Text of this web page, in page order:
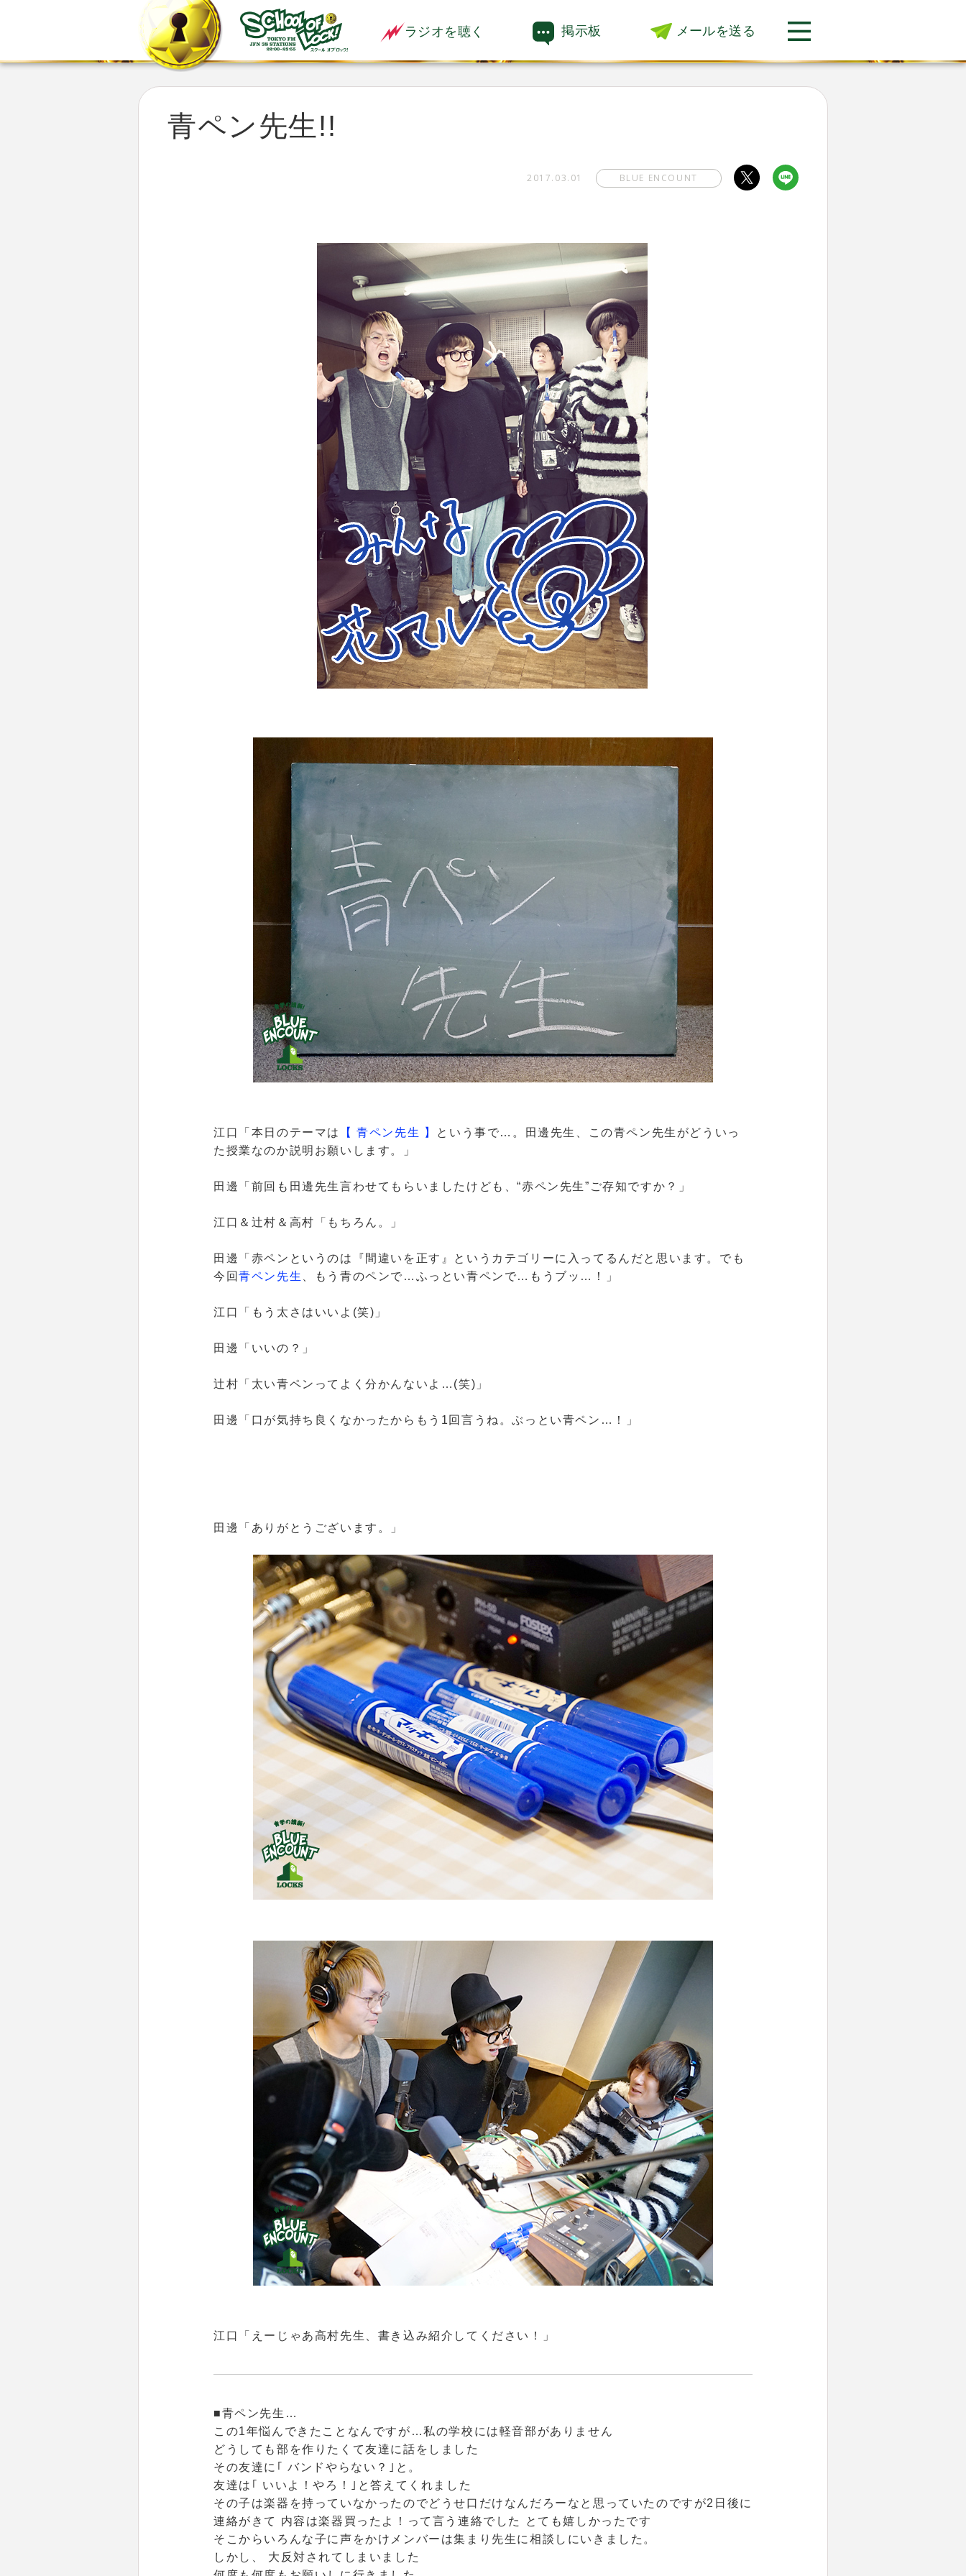
ラジオを聴く 掲示板 メールを送る
青ペン先生!!
2017.03.01 BLUE ENCOUNT
江口 「本日のテーマは 【 青ペン先生 】 という事で…。田邊先生、この青ペン先生がどういっ
た授業なのか説明お願いします。」
田邊 「前回も田邊先生言わせてもらいましたけども、“赤ペン先生” ご存知ですか？」
江口＆辻村＆高村 「もちろん。」
田邊 「 赤ペン というのは 『間違いを正す』 というカテゴリーに入ってるんだと思います。でも
今回青ペン先生 、もう青のペンで…ふっとい青ペンで…もうブッ…！」
江口 「もう太さはいいよ(笑)」
田邊 「いいの？」
辻村 「太い青ペンってよく分かんないよ…(笑)」
田邊 「口が気持ち良くなかったからもう1回言うね。ぶっとい青ペン…！ 」
田邊 「ありがとうございます。」
江口 「えーじゃあ高村先生、書き込み紹介してください！」
■青ペン先生…
この1年悩んできたことなんですが…私の学校には軽音部がありません
どうしても部を作りたくて友達に話をしました
その友達に｢ バンドやらない？｣と。
友達は｢ いいよ！やろ！｣と答えてくれました
その子は楽器を持っていなかったのでどうせ口だけなんだろーなと思っていたのですが2日後に
連絡がきて 内容は楽器買ったよ！って言う連絡でした とても嬉しかったです
そこからいろんな子に声をかけメンバーは集まり先生に相談しにいきました。
しかし、 大反対されてしまいました